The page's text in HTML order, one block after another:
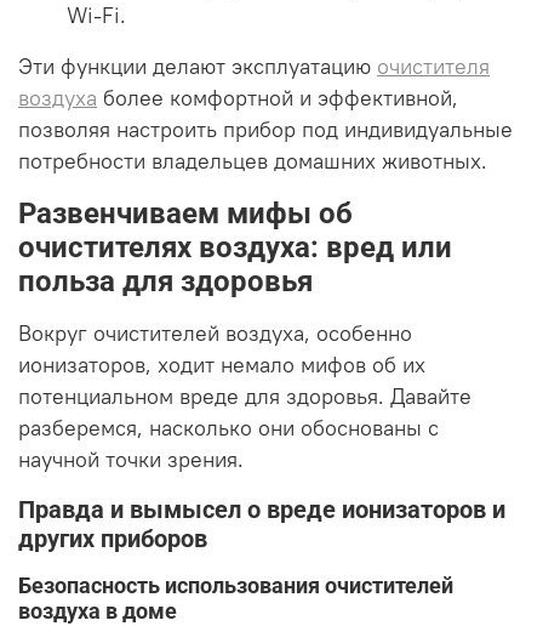
Wi-Fi.
Эти функции делают эксплуатацию очистителя
воздуха более комфортной и эффективной,
позволяя настроить прибор под индивидуальные
потребности владельцев домашних животных.
Развенчиваем мифы об
очистителях воздуха: вред или
польза для здоровья
Вокруг очистителей воздуха, особенно
ионизаторов, ходит немало мифов об их
потенциальном вреде для здоровья. Давайте
разберемся, насколько они обоснованы с
научной точки зрения.
Правда и вымысел о вреде ионизаторов и
других приборов
Безопасность использования очистителей
воздуха в доме